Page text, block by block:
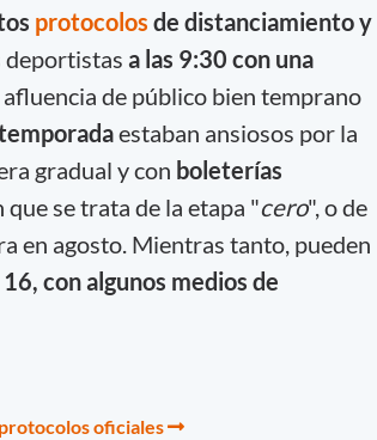
protocolos de distanciamiento y
deportistas a las 9:30 con una
afluencia de público bien temprano
estaban ansiosos por la
gradual y con boleterías
que se trata de la etapa "cero", o de
en agosto. Mientras tanto, pueden
con algunos medios de
oficiales